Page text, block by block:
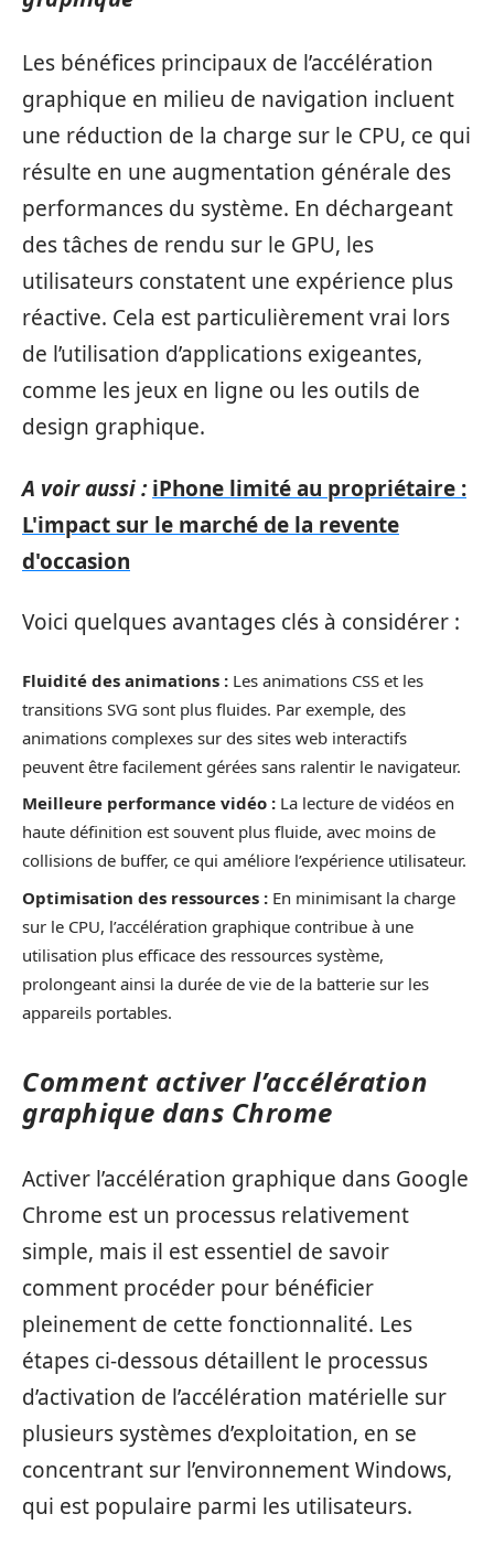
Les bénéfices principaux de l’accélération
graphique en milieu de navigation incluent
une réduction de la charge sur le CPU, ce qui
résulte en une augmentation générale des
performances du système. En déchargeant
des tâches de rendu sur le GPU, les
utilisateurs constatent une expérience plus
réactive. Cela est particulièrement vrai lors
de l’utilisation d’applications exigeantes,
comme les jeux en ligne ou les outils de
design graphique.
A voir aussi : iPhone limité au propriétaire :
L'impact sur le marché de la revente
d'occasion
Voici quelques avantages clés à considérer :
Fluidité des animations : Les animations CSS et les
transitions SVG sont plus fluides. Par exemple, des
animations complexes sur des sites web interactifs
peuvent être facilement gérées sans ralentir le navigateur.
Meilleure performance vidéo : La lecture de vidéos en
haute définition est souvent plus fluide, avec moins de
collisions de buffer, ce qui améliore l’expérience utilisateur.
Optimisation des ressources : En minimisant la charge
sur le CPU, l’accélération graphique contribue à une
utilisation plus efficace des ressources système,
prolongeant ainsi la durée de vie de la batterie sur les
appareils portables.
Comment activer l’accélération
graphique dans Chrome
Activer l’accélération graphique dans Google
Chrome est un processus relativement
simple, mais il est essentiel de savoir
comment procéder pour bénéficier
pleinement de cette fonctionnalité. Les
étapes ci-dessous détaillent le processus
d’activation de l’accélération matérielle sur
plusieurs systèmes d’exploitation, en se
concentrant sur l’environnement Windows,
qui est populaire parmi les utilisateurs.